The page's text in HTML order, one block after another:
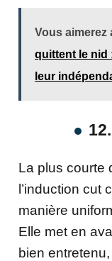
Vous aimerez
quittent le nid
leur
La plus courte
l’induction cut
manière
Elle met en
bien